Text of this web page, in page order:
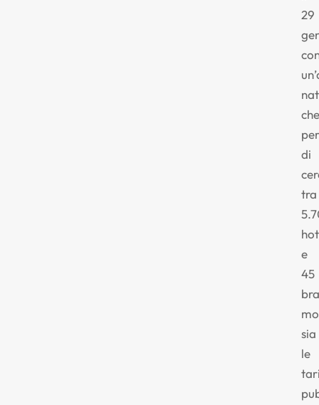
29
che
di
tra
e
45
sia
le